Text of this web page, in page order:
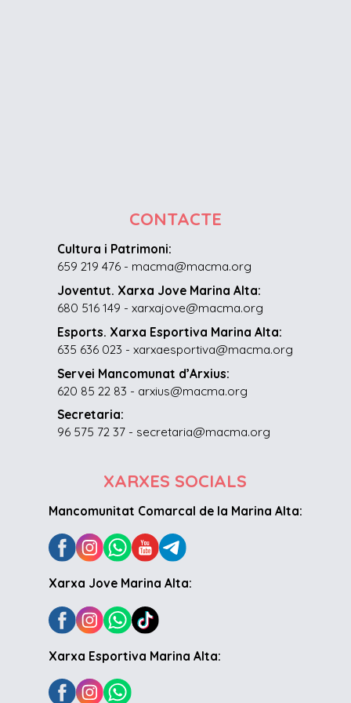
CONTACTE
Cultura i Patrimoni:
659 219 476 - macma@macma.org
Joventut. Xarxa Jove Marina Alta:
680 516 149 - xarxajove@macma.org
Esports. Xarxa Esportiva Marina Alta:
635 636 023 - xarxaesportiva@macma.org
Servei Mancomunat d’Arxius:
620 85 22 83 - arxius@macma.org
Secretaria:
96 575 72 37 - secretaria@macma.org
XARXES SOCIALS
Mancomunitat Comarcal de la Marina Alta:
Xarxa Jove Marina Alta:
Xarxa Esportiva Marina Alta: